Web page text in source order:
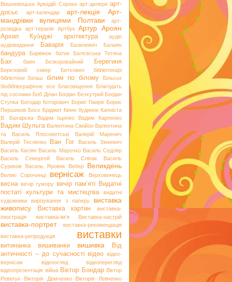
Вишневецька Аркадій Сорока арт-дилери арт-
досьє
арт-календар арт-лекція
Арт-
мандрівки вулицями Полтави
арт-
розвідка
арт-терапія Артбук Артур Ароян
Архип Куїнджі архітектура
аудіо
аудіовидання
Баварія Базилевич Балаян
бандура Барвінок батик Батієвська Тетяна
Бах баян Безкоровайний Берегиня
Березовий сквер Бетховен
бібліотекарі
бібліотеки
Білаш білим по білому
Більськ
біобібліографічне есе
Благовіщення
Благодать
під соснами Боб Ділан Богдан Безхутрий Богдан
Ступка Богодар Которович Борис Гмиря Борис
Першиков Босх Бріджит Квінн будинок Капніста
В. Бахарєва
Вадим Іщенко Вадим Карпенко
Вадим Шульга Валентина Сімійон Валентина
та Василь Ялосоветські
Валерій Маренич
Валерій Тесленко
Ван Гог
Василь Зінкевич
Василь Касіян Василь Марочко Василь Седляр
Василь Семергей
Василь Сліпак
Василь
Суриков
Василь Яровик Вебер Великдень
Великі Сорочинці вернісаж Верховинець
весна вечір гумору вечір пам’яті
Видатні
постаті культури та мистецтва
видатні
художники
вирізування з паперу
виставка
живопису
Виставка картин
виставка-
ілюстрація
виставка-ім'я Виставка-настрій
виставка-портрет
виставка-рекомендація
виставка-репродукція
виставки
витинанка вишиванки вишивка
Від
античності – до сучасності відео відео-
вернісаж
відеоогляд
відеоперегляд
відеопрезентація війна Віктор Бондар Віктор
Ревегук
Вікторія Демченко
Вікторія Левченко